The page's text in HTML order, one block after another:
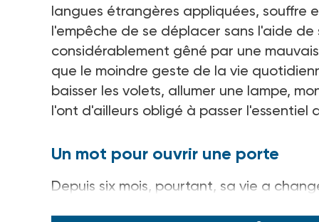
langues étrangères appliquées, souffre
l'empêche de se déplacer sans l'aide
considérablement gêné par une
que le moindre geste de la vie
baisser les volets, allumer une lampe,
l'ont d'ailleurs obligé à passer
Un mot pour ouvrir une porte
Depuis six mois, pourtant, sa vie a